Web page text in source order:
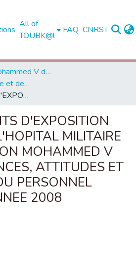
All of
TOUBK@l
FAQ CNRST
Université Mohammed V de Rabat
Faculté de Médecine et de Pharmacie - Rabat
LES ACCIDENTS D'EXPOSITION AU SANG A L'HOPITAL MILITAIRE D'INSTRUCTION MOHAMMED V CONNAISSANCES, ATTITUDES ET PRATIQUES DU PERSONNEL INFIRMIER ANNEE 2008
D'EXPOSITION
MILITAIRE
MOHAMMED V
ATTITUDES ET
PERSONNEL
2008